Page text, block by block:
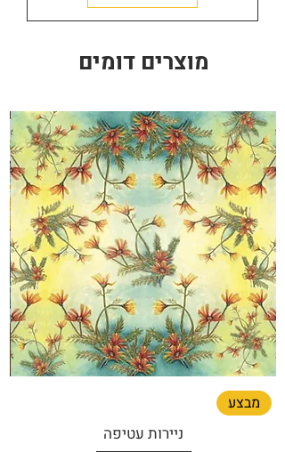
מוצרים דומים
מבצע
ניירות עטיפה